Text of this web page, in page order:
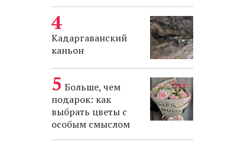
Кадаргаванский
каньон
Больше, чем
подарок: как
выбрать цветы с
особым смыслом